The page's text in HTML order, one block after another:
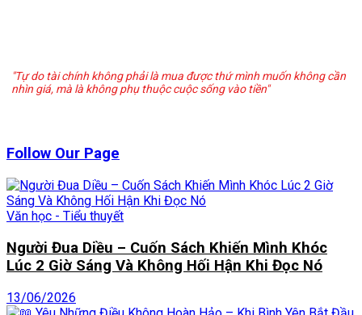
"Tự do tài chính không phải là mua được thứ mình muốn không cần
nhìn giá, mà là không phụ thuộc cuộc sống vào tiền"
Follow Our Page
Văn học - Tiểu thuyết
Người Đua Diều – Cuốn Sách Khiến Mình Khóc
Lúc 2 Giờ Sáng Và Không Hối Hận Khi Đọc Nó
13/06/2026